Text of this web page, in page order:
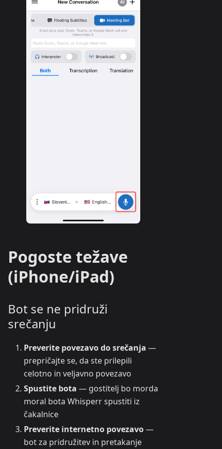
Pogoste težave
(iPhone/iPad)
Bot se ne pridruži
srečanju
Preverite povezavo do srečanja —
prepričajte se, da ste prilepili
celotno in veljavno povezavo
Spustite bota — gostitelj bo morda
moral bota Whisperr spustiti iz
čakalnice
Preverite internetno povezavo—
bot za pridružitev in pretakanje